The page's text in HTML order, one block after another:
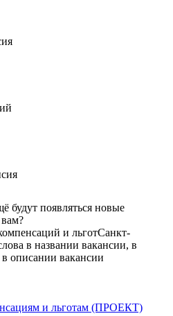
будут появляться новые
и льготСанкт-
в названии вакансии, в
описании вакансии
и льготам (ПРОЕКТ)